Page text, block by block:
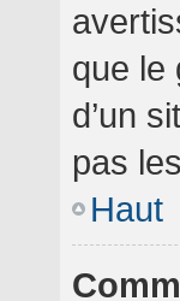
que le
d’un
pas
Haut